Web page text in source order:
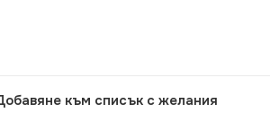
към списък с желания